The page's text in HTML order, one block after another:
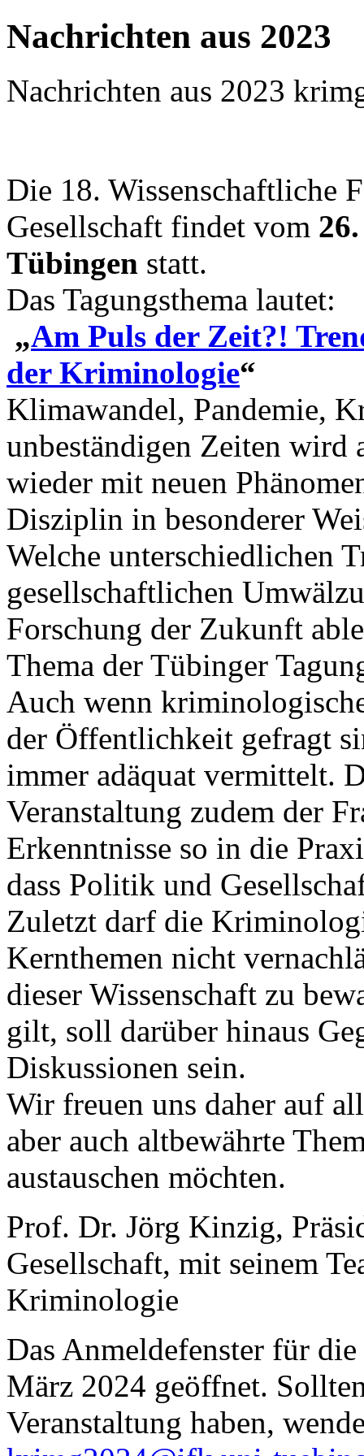
Nachrichten aus 2023
Nachrichten aus 2023
Die 18. Wissenschaftliche
Gesellschaft findet vom
Tübingen statt.
Das Tagungsthema lautet:
„Am Puls der Zeit?!
der Kriminologie“
Klimawandel, Pandemie,
unbeständigen Zeiten
wieder mit neuen
Disziplin in besonderer
Welche unterschiedlichen
gesellschaftlichen
Forschung der Zukunft
Thema der Tübinger
Auch wenn
der Öffentlichkeit gefragt
immer adäquat vermittelt.
Veranstaltung zudem der
Erkenntnisse so in die
dass Politik und
Zuletzt darf die
Kernthemen nicht
dieser Wissenschaft zu
gilt, soll darüber hinaus
Diskussionen sein.
Wir freuen uns daher auf
aber auch altbewährte
austauschen möchten.
Prof. Dr. Jörg Kinzig,
Gesellschaft, mit seinem
Kriminologie
Das Anmeldefenster für
März 2024 geöffnet.
Veranstaltung haben,